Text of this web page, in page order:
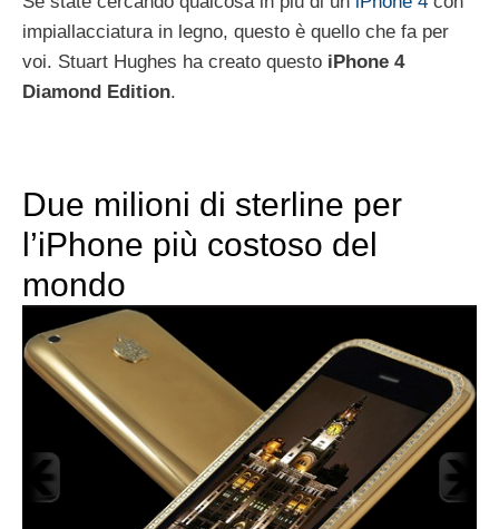
impiallacciatura in legno, questo è quello che fa per
voi. Stuart Hughes ha creato questo iPhone 4
Diamond Edition.
Due milioni di sterline per
l’iPhone più costoso del
mondo